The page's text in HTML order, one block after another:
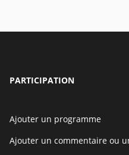
PARTICIPATION
Ajouter un programme
Ajouter un commentaire ou